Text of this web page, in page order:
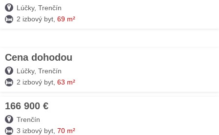
Lúčky, Trenčín
2 izbový byt, 69 m²
Cena dohodou
Lúčky, Trenčín
2 izbový byt, 63 m²
166 900 €
Trenčín
3 izbový byt, 70 m²